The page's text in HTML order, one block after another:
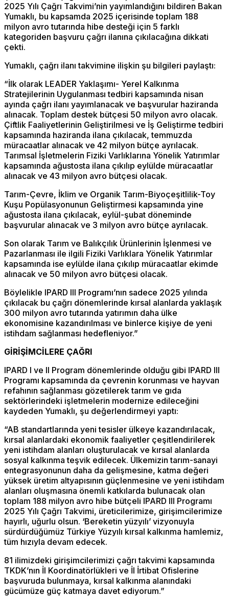
2025 Yılı Çağrı Takvimi’nin yayımlandığını bildiren Bakan
Yumaklı, bu kapsamda 2025 içerisinde toplam 188
milyon avro tutarında hibe desteği için 5 farklı
kategoriden başvuru çağrı ilanına çıkılacağına dikkati
çekti.
Yumaklı, çağrı ilanı takvimine ilişkin şu bilgileri paylaştı:
“İlk olarak LEADER Yaklaşımı- Yerel Kalkınma
Stratejilerinin Uygulanması tedbiri kapsamında nisan
ayında çağrı ilanı yayımlanacak ve başvurular haziranda
alınacak. Toplam destek bütçesi 50 milyon avro olacak.
Çiftlik Faaliyetlerinin Geliştirilmesi ve İş Geliştirme tedbiri
kapsamında haziranda ilana çıkılacak, temmuzda
müracaatlar alınacak ve 42 milyon bütçe ayrılacak.
Tarımsal İşletmelerin Fiziki Varlıklarına Yönelik Yatırımlar
kapsamında ağustosta ilana çıkılıp eylülde müracaatlar
alınacak ve 43 milyon avro bütçesi olacak.
Tarım-Çevre, İklim ve Organik Tarım-Biyoçeşitlilik-Toy
Kuşu Popülasyonunun Geliştirmesi kapsamında yine
ağustosta ilana çıkılacak, eylül-şubat döneminde
başvurular alınacak ve 3 milyon avro bütçe ayrılacak.
Son olarak Tarım ve Balıkçılık Ürünlerinin İşlenmesi ve
Pazarlanması ile ilgili Fiziki Varlıklara Yönelik Yatırımlar
kapsamında ise eylülde ilana çıkılıp müracaatlar ekimde
alınacak ve 50 milyon avro bütçesi olacak.
Böylelikle IPARD III Programı’nın sadece 2025 yılında
çıkılacak bu çağrı dönemlerinde kırsal alanlarda yaklaşık
300 milyon avro tutarında yatırımın daha ülke
ekonomisine kazandırılması ve binlerce kişiye de yeni
istihdam sağlanması hedefleniyor.”
GİRİŞİMCİLERE ÇAĞRI
IPARD I ve II Program dönemlerinde olduğu gibi IPARD III
Programı kapsamında da çevrenin korunması ve hayvan
refahının sağlanması gözetilerek tarım ve gıda
sektörlerindeki işletmelerin modernize edileceğini
kaydeden Yumaklı, şu değerlendirmeyi yaptı:
“AB standartlarında yeni tesisler ülkeye kazandırılacak,
kırsal alanlardaki ekonomik faaliyetler çeşitlendirilerek
yeni istihdam alanları oluşturulacak ve kırsal alanlarda
sosyal kalkınma teşvik edilecek. Ülkemizin tarım-sanayi
entegrasyonunun daha da gelişmesine, katma değeri
yüksek üretim altyapısının güçlenmesine ve yeni istihdam
alanları oluşmasına önemli katkılarda bulunacak olan
toplam 188 milyon avro hibe bütçeli IPARD III Programı
2025 Yılı Çağrı Takvimi, üreticilerimize, girişimcilerimize
hayırlı, uğurlu olsun. ‘Bereketin yüzyılı’ vizyonuyla
sürdürdüğümüz Türkiye Yüzyılı kırsal kalkınma hamlemiz,
tüm hızıyla devam edecek.
81 ilimizdeki girişimcilerimizi çağrı takvimi kapsamında
TKDK’nın İl Koordinatörlükleri ve İl İrtibat Ofislerine
başvuruda bulunmaya, kırsal kalkınma alanındaki
gücümüze güç katmaya davet ediyorum.”